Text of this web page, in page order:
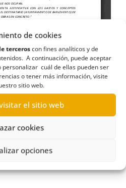
de cookies
terceroscon fines analíticos y de
A continuación, puede aceptar
cuál de ellas pueden ser
o tener más información, visite
sitio web.
el sitio web
cookies
opciones
,Ayuntamiento de
formal,Expedientes
Machín,Subvenciones